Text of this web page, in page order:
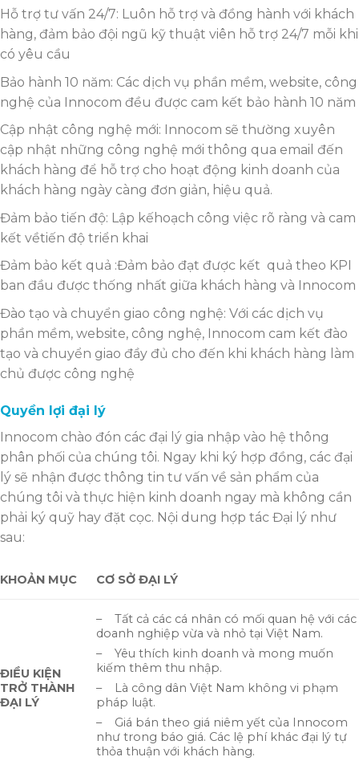
Hỗ trợ tư vấn 24/7: Luôn hỗ trợ và đồng hành với khách
hàng, đảm bảo đội ngũ kỹ thuật viên hỗ trợ 24/7 mỗi khi
có yêu cầu
Bảo hành 10 năm: Các dịch vụ phần mềm, website, công
nghệ của Innocom đều được cam kết bảo hành 10 năm
Cập nhật công nghệ mới: Innocom sẽ thường xuyên
cập nhật những công nghệ mới thông qua email đến
khách hàng để hỗ trợ cho hoạt động kinh doanh của
khách hàng ngày càng đơn giản, hiệu quả.
Đảm bảo tiến độ: Lập kếhoạch công việc rõ ràng và cam
kết vềtiến độ triển khai
Đảm bảo kết quả :Đảm bảo đạt được kết quả theo KPI
ban đầu được thống nhất giữa khách hàng và Innocom
Đào tạo và chuyển giao công nghệ: Với các dịch vụ
phần mềm, website, công nghệ, Innocom cam kết đào
tạo và chuyển giao đầy đủ cho đến khi khách hàng làm
chủ được công nghệ
Quyền lợi đại lý
Innocom chào đón các đại lý gia nhập vào hệ thông
phân phối của chúng tôi. Ngay khi ký hợp đồng, các đại
lý sẽ nhận được thông tin tư vấn về sản phẩm của
chúng tôi và thực hiện kinh doanh ngay mà không cần
phải ký quỹ hay đặt cọc. Nội dung hợp tác Đại lý như
sau:
KHOẢN MỤC CƠ SỞ ĐẠI LÝ
ĐIỀU KIỆN
TRỞ THÀNH
ĐẠI LÝ
– Tất cả các cá nhân có mối quan hệ với các
doanh nghiệp vừa và nhỏ tại Việt Nam.
– Yêu thích kinh doanh và mong muốn
kiếm thêm thu nhập.
– Là công dân Việt Nam không vi phạm
pháp luật.
– Giá bán theo giá niêm yết của Innocom
như trong báo giá. Các lệ phí khác đại lý tự
thỏa thuận với khách hàng.